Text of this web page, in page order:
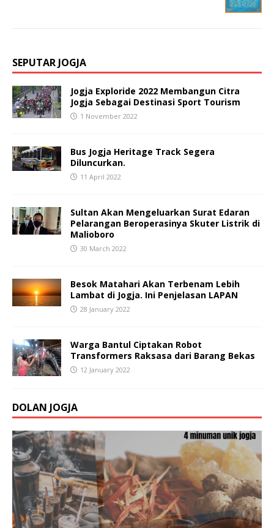
SEPUTAR JOGJA
Jogja Exploride 2022 Membangun Citra
Jogja Sebagai Destinasi Sport Tourism
1 November 2022
Bus Jogja Heritage Track Segera
Diluncurkan.
11 April 2022
Sultan Akan Mengeluarkan Surat Edaran
Pelarangan Beroperasinya Skuter Listrik di
Malioboro
30 March 2022
Besok Matahari Akan Terbenam Lebih
Lambat di Jogja. Ini Penjelasan LAPAN
28 January 2022
Warga Bantul Ciptakan Robot
Transformers Raksasa dari Barang Bekas
12 January 2022
DOLAN JOGJA